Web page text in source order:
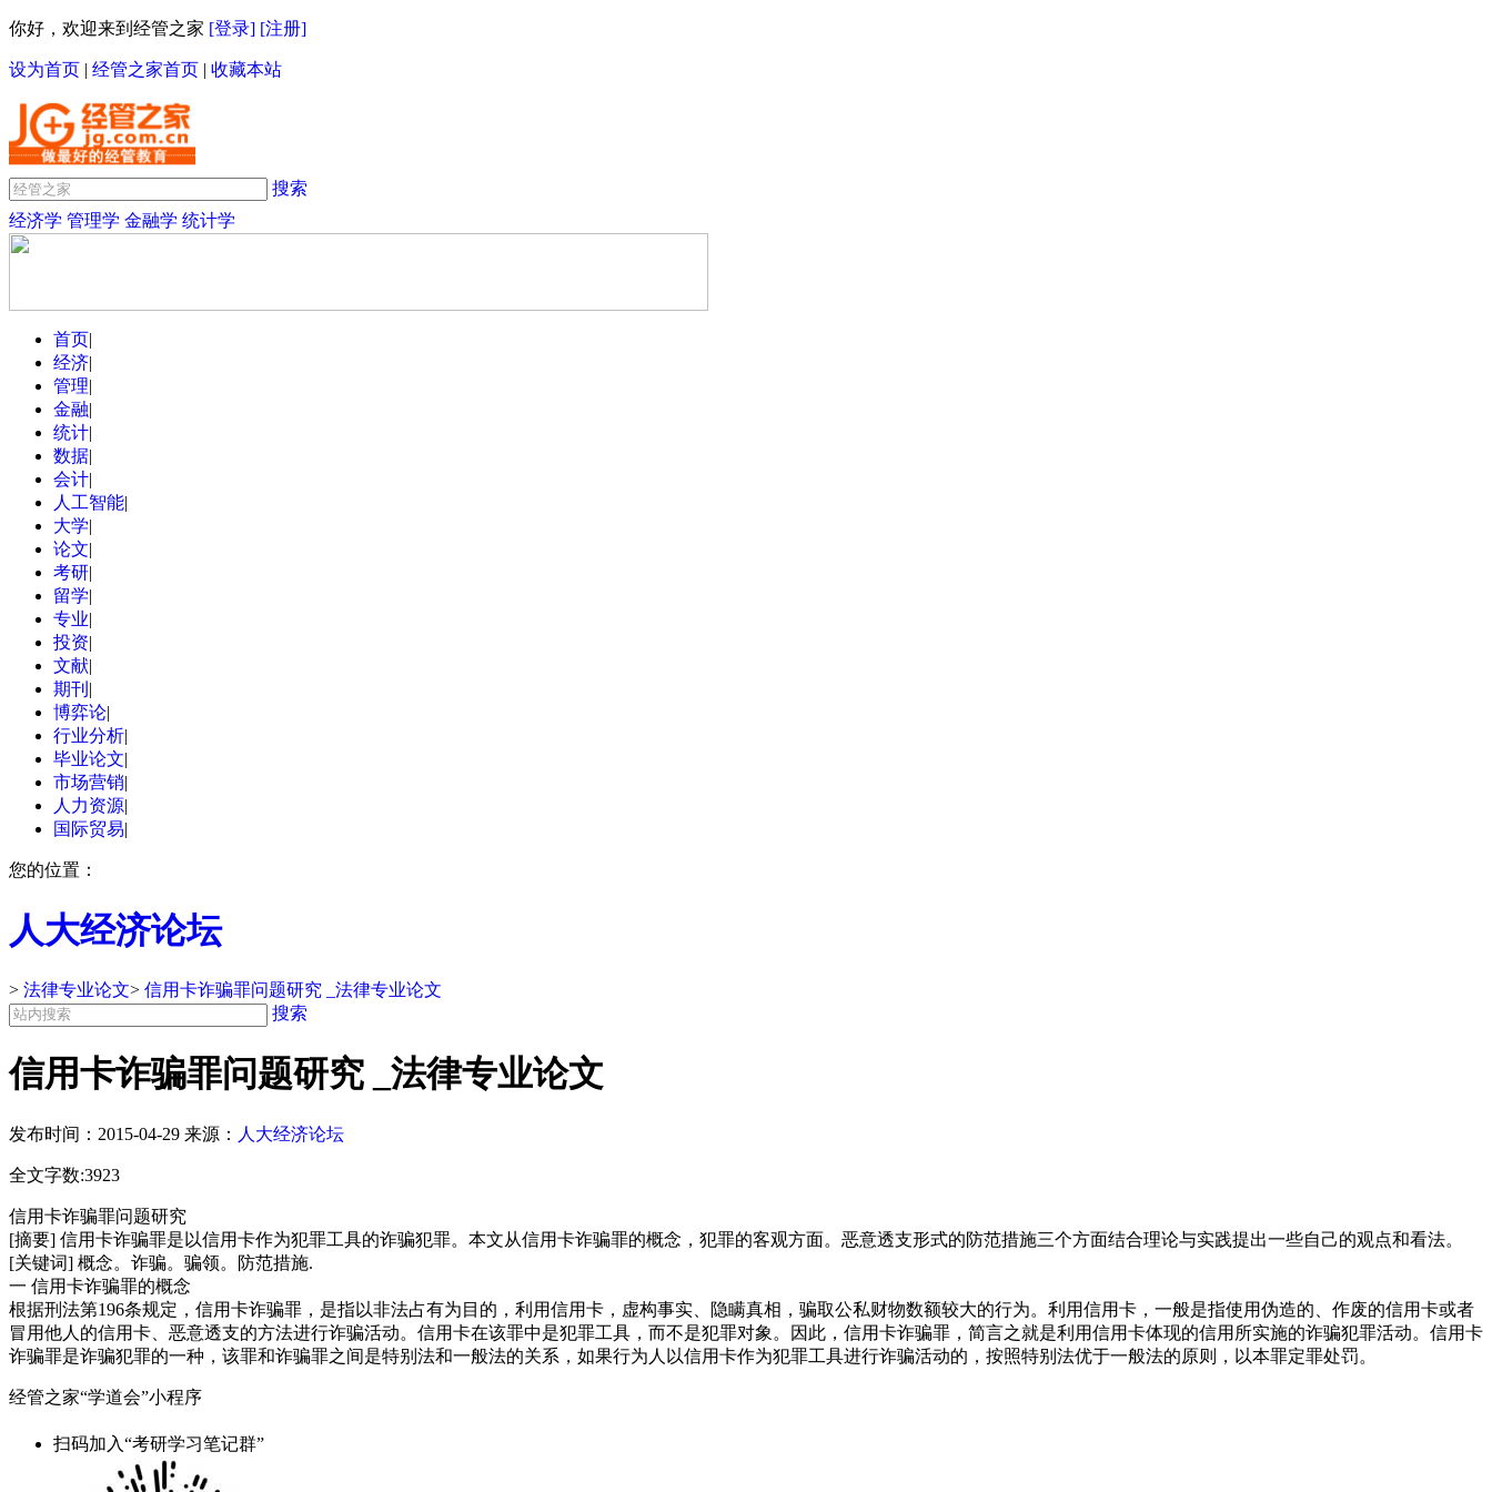
你好，欢迎来到经管之家 [登录] [注册]
设为首页 | 经管之家首页 | 收藏本站
搜索
经济学 管理学 金融学 统计学
首页|
经济|
管理|
金融|
统计|
数据|
会计|
人工智能|
大学|
论文|
考研|
留学|
专业|
投资|
文献|
期刊 |
博弈论|
行业分析|
毕业论文|
市场营销|
人力资源|
国际贸易|
您的位置：
人大经济论坛
> 法律专业论文> 信用卡诈骗罪问题研究 _法律专业论文
搜索
信用卡诈骗罪问题研究 _法律专业论文
发布时间： 2015-04-29 来源： 人大经济论坛
全文字数:3923
信用卡诈骗罪问题研究
[摘要] 信用卡诈骗罪是以信用卡作为犯罪工具的诈骗犯罪。本文从信用卡诈骗罪的概念，犯罪的客观方面。恶意透支形式的防范措施三个方面结合理论与实践提出一些自己的观点和看法。
[关键词] 概念。诈骗。骗领。防范措施.
一 信用卡诈骗罪的概念
根据刑法第196条规定，信用卡诈骗罪，是指以非法占有为目的，利用信用卡，虚构事实、隐瞒真相，骗取公私财物数额较大的行为。利用信用卡，一般是指使用伪造的、作废的信用卡或者
冒用他人的信用卡、恶意透支的方法进行诈骗活动。信用卡在该罪中是犯罪工具，而不是犯罪对象。因此，信用卡诈骗罪，简言之就是利用信用卡体现的信用所实施的诈骗犯罪活动。信用卡
诈骗罪是诈骗犯罪的一种，该罪和诈骗罪之间是特别法和一般法的关系，如果行为人以信用卡作为犯罪工具进行诈骗活动的，按照特别法优于一般法的原则，以本罪定罪处罚。
经管之家“学道会”小程序
扫码加入“考研学习笔记群”